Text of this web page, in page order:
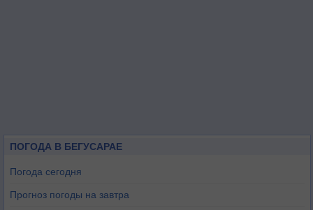
ПОГОДА В БЕГУСАРАЕ
Погода сегодня
Прогноз погоды на завтра